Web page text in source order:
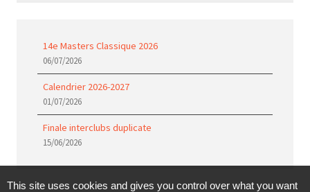
14e Masters Classique 2026
06/07/2026
Calendrier 2026-2027
01/07/2026
Finale interclubs duplicate
15/06/2026
This site uses cookies and gives you control over what you want